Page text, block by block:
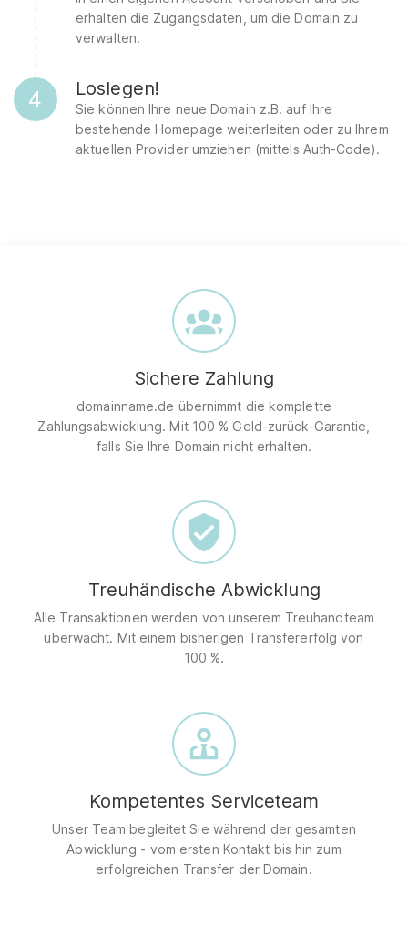
erhalten die Zugangsdaten, um die Domain zu
verwalten.
4 Loslegen!
Sie können Ihre neue Domain z.B. auf Ihre
bestehende Homepage weiterleiten oder zu Ihrem
aktuellen Provider umziehen (mittels Auth-Code).
Sichere Zahlung
domainname.de übernimmt die komplette
Zahlungsabwicklung. Mit 100 % Geld-zurück-Garantie,
falls Sie Ihre Domain nicht erhalten.
Treuhändische Abwicklung
Alle Transaktionen werden von unserem Treuhandteam
überwacht. Mit einem bisherigen Transfererfolg von
100 %.
Kompetentes Serviceteam
Unser Team begleitet Sie während der gesamten
Abwicklung - vom ersten Kontakt bis hin zum
erfolgreichen Transfer der Domain.